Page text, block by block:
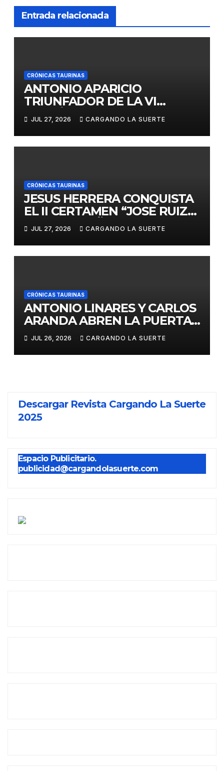
Entrada relacionada
CRÓNICAS TAURINAS
ANTONIO APARICIO
TRIUNFADOR DE LA VI
EDICIÓN DEL CERTAMEN
«VILLA DE LA SOLANA»
JUL 27, 2026 CARGANDO LA SUERTE
CRÓNICAS TAURINAS
JESUS HERRERA CONQUISTA
EL II CERTAMEN “JOSE RUIZ
CALATRAVEÑO”
JUL 27, 2026 CARGANDO LA SUERTE
CRÓNICAS TAURINAS
ANTONIO LINARES Y CARLOS
ARANDA ABREN LA PUERTA
GRANDE EN LA CORRIDA DE
FERIA DE ALMADÉN
JUL 26, 2026 CARGANDO LA SUERTE
Descargar Revista Cargando La Suerte
2025
Espacio Publicitario.
publicidad@cargandolasuerte.com